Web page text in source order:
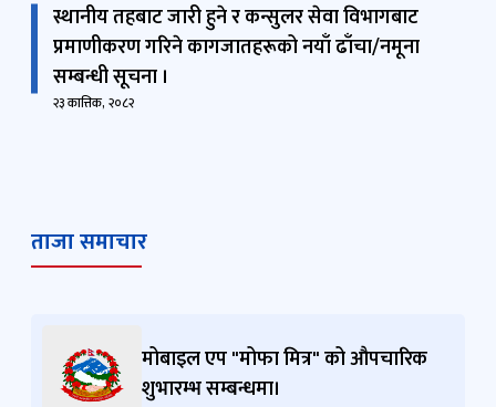
स्थानीय तहबाट जारी हुने र कन्सुलर सेवा विभागबाट
प्रमाणीकरण गरिने कागजातहरूको नयाँ ढाँचा/नमूना
सम्बन्धी सूचना ।
२३ कात्तिक, २०८२
ताजा समाचार
मोबाइल एप "मोफा मित्र" को औपचारिक
शुभारम्भ सम्बन्धमा।